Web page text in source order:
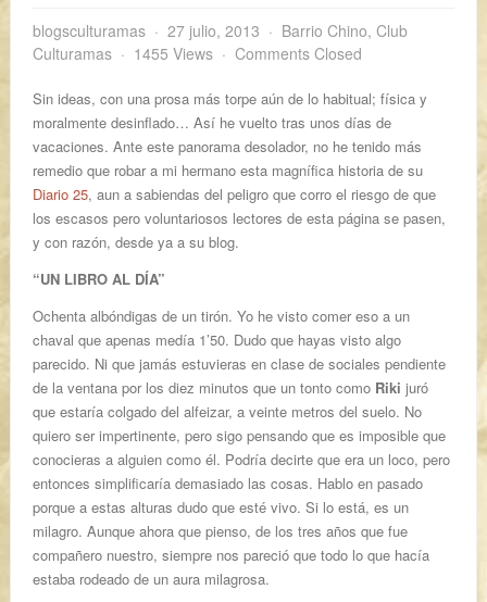
blogsculturamas 27 julio, 2013 Barrio Chino, Club
Culturamas
1455 Views Comments Closed
Sin ideas, con una prosa más torpe aún de lo habitual; física y
moralmente desinflado… Así he vuelto tras unos días de
vacaciones. Ante este panorama desolador, no he tenido más
remedio que robar a mi hermano esta magnífica historia de su
Diario 25, aun a sabiendas del peligro que corro el riesgo de que
los escasos pero voluntariosos lectores de esta página se pasen,
y con razón, desde ya a su blog.
“UN LIBRO AL DÍA”
Ochenta albóndigas de un tirón. Yo he visto comer eso a un
chaval que apenas medía 1’50. Dudo que hayas visto algo
parecido. Ni que jamás estuvieras en clase de sociales pendiente
de la ventana por los diez minutos que un tonto como Riki juró
que estaría colgado del alfeizar, a veinte metros del suelo. No
quiero ser impertinente, pero sigo pensando que es imposible que
conocieras a alguien como él. Podría decirte que era un loco, pero
entonces simplificaría demasiado las cosas. Hablo en pasado
porque a estas alturas dudo que esté vivo. Si lo está, es un
milagro. Aunque ahora que pienso, de los tres años que fue
compañero nuestro, siempre nos pareció que todo lo que hacía
estaba rodeado de un aura milagrosa.